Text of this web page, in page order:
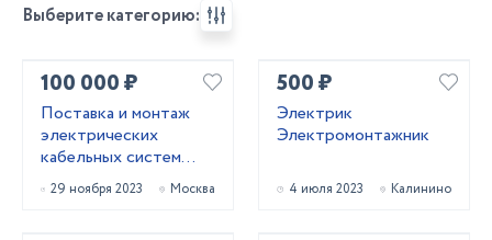
Выберите категорию:
100 000 ₽
Поставка и монтаж
электрических
кабельных систем
обогрева
29 ноября 2023 Москва
500 ₽
Электрик
Электромонтажник
4 июля 2023 Калинино